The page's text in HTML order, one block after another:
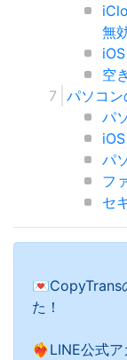
無
空
パソコ
パ
パ
フ
セ
💌CopyTrans
た！
❤️‍🔥LINE公式